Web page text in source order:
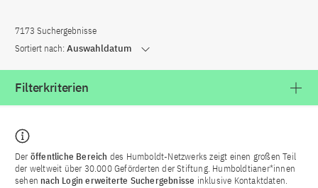
7173 Suchergebnisse
Sortiert nach: Auswahldatum
Filterkriterien
Der öffentliche Bereich des Humboldt-Netzwerks zeigt einen großen Teil
der weltweit über 30.000 Geförderten der Stiftung. Humboldtianer*innen
sehen nach Login erweiterte Suchergebnisse inklusive Kontaktdaten.